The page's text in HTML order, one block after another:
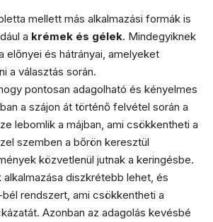
mellett más alkalmazási formák is
a krémek és gélek. Mindegyiknek
előnyei és hátrányai, amelyeket
a választás során.
pontosan adagolható és kényelmes
a szájon át történő felvétel során a
lebomlik a májban, ami csökkentheti a
szemben a bőrön keresztül
közvetlenül jutnak a keringésbe.
diszkrétebb lehet, és
rendszert, ami csökkentheti a
Azonban az adagolás kevésbé